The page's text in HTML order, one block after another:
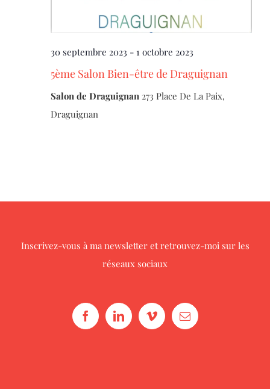
30 septembre 2023 - 1 octobre 2023
5ème Salon Bien-être de Draguignan
Salon de Draguignan 273 Place De La Paix,
Draguignan
Inscrivez-vous à ma newsletteret retrouvez-moi sur les
réseaux sociaux